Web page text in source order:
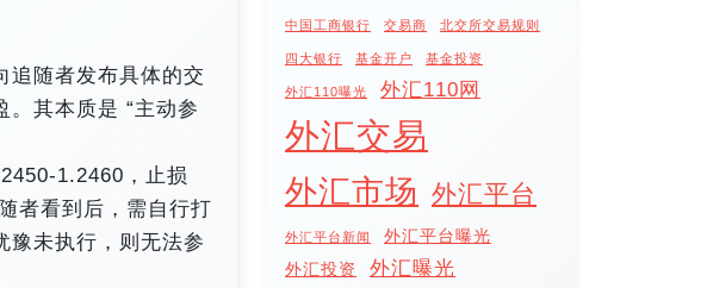
追随者发布具体的交
。其本质是 “主动参
1.2460，止损
者看到后，需自行打
豫未执行，则无法参
中国工商银行 交易商 北交所交易规则
四大银行 基金开户 基金投资
外汇110曝光 外汇110网
外汇交易
外汇市场 外汇平台
外汇平台新闻
外汇平台曝光
外汇投资
外汇曝光